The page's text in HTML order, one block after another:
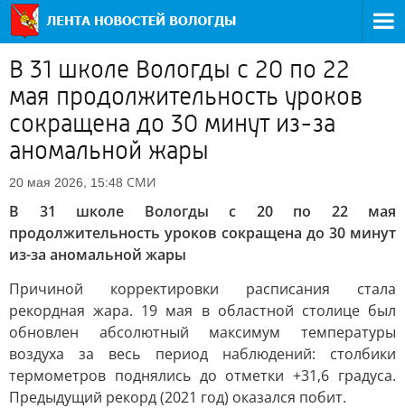
В 31 школе Вологды с 20 по 22
мая продолжительность уроков
сокращена до 30 минут из-за
аномальной жары
20 мая 2026, 15:48 СМИ
В 31 школе Вологды с 20 по 22 мая
продолжительность уроков сокращена до 30 минут
из-за аномальной жары
Причиной корректировки расписания стала
рекордная жара. 19 мая в областной столице был
обновлен абсолютный максимум температуры
воздуха за весь период наблюдений: столбики
термометров поднялись до отметки +31,6 градуса.
Предыдущий рекорд (2021 год) оказался побит.